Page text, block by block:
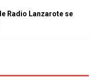
Radio Lanzarote se